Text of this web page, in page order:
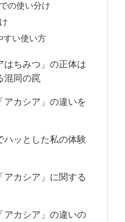
の使い分け
すい使い方
はちみつ」の正体は
混同の罠
アカシア」の違いを
ハッとした私の体験
アカシア」に関する
アカシア」の違いの